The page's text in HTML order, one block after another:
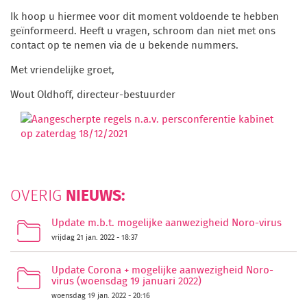
Ik hoop u hiermee voor dit moment voldoende te hebben
geïnformeerd. Heeft u vragen, schroom dan niet met ons
contact op te nemen via de u bekende nummers.
Met vriendelijke groet,
Wout Oldhoff, directeur-bestuurder
OVERIG NIEUWS:
Update m.b.t. mogelijke aanwezigheid Noro-virus
vrijdag 21 jan. 2022 - 18:37
Update Corona + mogelijke aanwezigheid Noro-
virus (woensdag 19 januari 2022)
woensdag 19 jan. 2022 - 20:16